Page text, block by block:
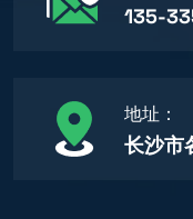
135-
地址：
长沙市